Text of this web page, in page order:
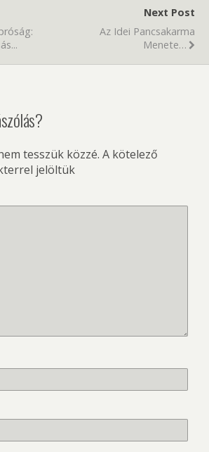
Next Post
Az Idei Pancsakarma
Menete…
tesszük közzé. A kötelező
jelöltük